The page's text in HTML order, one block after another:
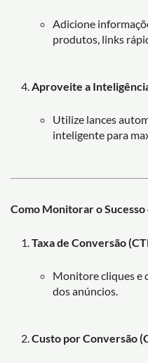
Adicione
produtos, links
Aproveite a
Utilize lances
inteligente para
Como Monitorar o Sucesso
Taxa de Conversão
Monitore cliques e
dos anúncios.
Custo por Conversão